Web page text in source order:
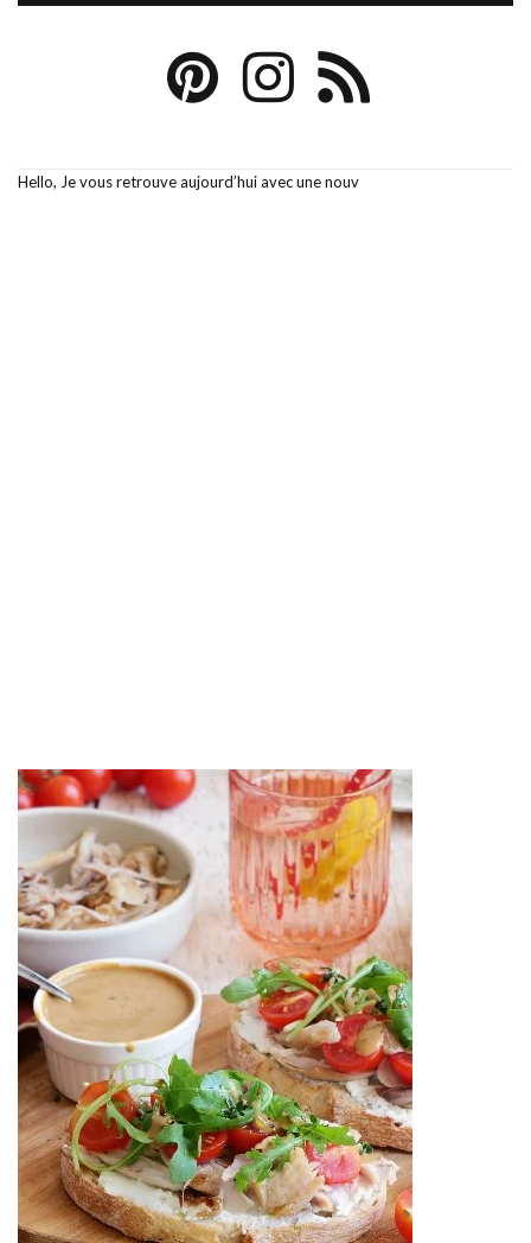
Hello, Je vous retrouve aujourd’hui avec une nouv